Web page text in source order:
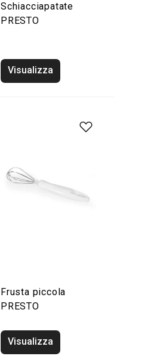
Schiacciapatate
PRESTO
Visualizza
Frusta piccola
PRESTO
Visualizza